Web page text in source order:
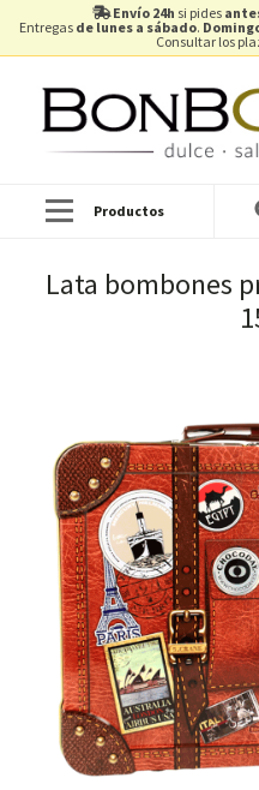
Envío 24h si pides
Entregas de lunes a sábado.
Consultar los
Productos
Lata bombones